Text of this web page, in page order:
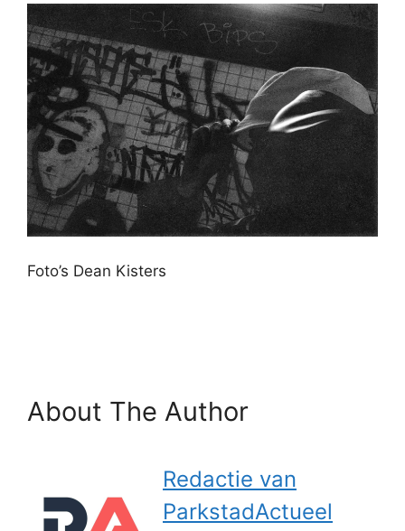
Foto’s Dean Kisters
About The Author
Redactie van
ParkstadActueel